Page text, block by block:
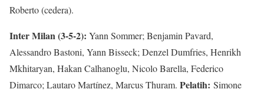
Roberto (cedera).
Inter Milan (3-5-2): Yann Sommer; Benjamin Pavard,
Alessandro Bastoni, Yann Bisseck; Denzel Dumfries, Henrikh
Mkhitaryan, Hakan Calhanoglu, Nicolo Barella, Federico
Dimarco; Lautaro Martínez, Marcus Thuram. Pelatih: Simone